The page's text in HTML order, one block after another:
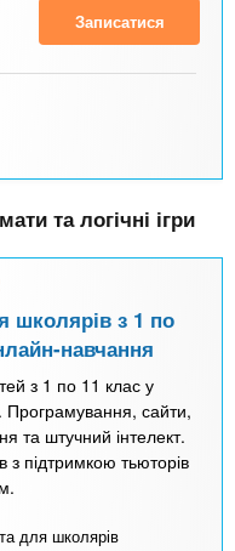
Записатися
та логічні ігри
школярів з 1 по
навчання
з 1 по 11 клас у
сайти,
та штучний інтелект.
з підтримкою тьюторів
для школярів